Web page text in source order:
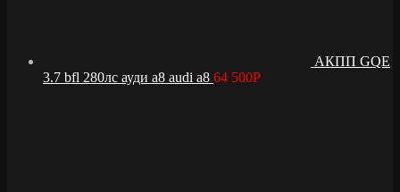
АКПП GQE
3.7 bfl 280лс ауди а8 audi a8 64 500Р